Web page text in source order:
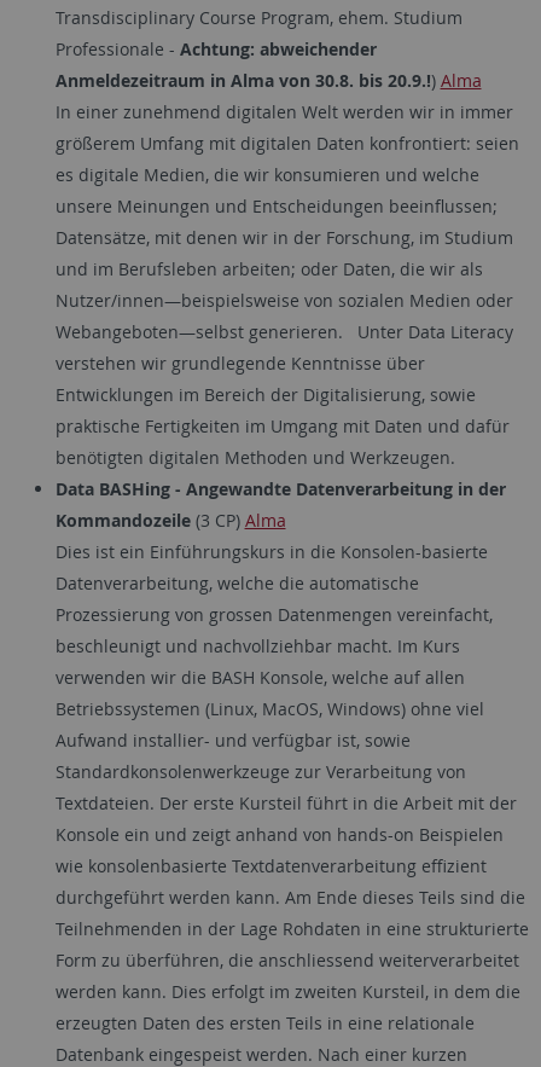
Transdisciplinary Course Program, ehem. Studium
Professionale - Achtung: abweichender
Anmeldezeitraum in Alma von 30.8. bis 20.9.!) Alma
In einer zunehmend digitalen Welt werden wir in immer
größerem Umfang mit digitalen Daten konfrontiert: seien
es digitale Medien, die wir konsumieren und welche
unsere Meinungen und Entscheidungen beeinflussen;
Datensätze, mit denen wir in der Forschung, im Studium
und im Berufsleben arbeiten; oder Daten, die wir als
Nutzer/innen—beispielsweise von sozialen Medien oder
Webangeboten—selbst generieren. Unter Data Literacy
verstehen wir grundlegende Kenntnisse über
Entwicklungen im Bereich der Digitalisierung, sowie
praktische Fertigkeiten im Umgang mit Daten und dafür
benötigten digitalen Methoden und Werkzeugen.
Data BASHing - Angewandte Datenverarbeitung in der
Kommandozeile(3 CP) Alma
Dies ist ein Einführungskurs in die Konsolen-basierte
Datenverarbeitung, welche die automatische
Prozessierung von grossen Datenmengen vereinfacht,
beschleunigt und nachvollziehbar macht. Im Kurs
verwenden wir die BASH Konsole, welche auf allen
Betriebssystemen (Linux, MacOS, Windows) ohne viel
Aufwand installier- und verfügbar ist, sowie
Standardkonsolenwerkzeuge zur Verarbeitung von
Textdateien. Der erste Kursteil führt in die Arbeit mit der
Konsole ein und zeigt anhand von hands-on Beispielen
wie konsolenbasierte Textdatenverarbeitung effizient
durchgeführt werden kann. Am Ende dieses Teils sind die
Teilnehmenden in der Lage Rohdaten in eine strukturierte
Form zu überführen, die anschliessend weiterverarbeitet
werden kann. Dies erfolgt im zweiten Kursteil, in dem die
erzeugten Daten des ersten Teils in eine relationale
Datenbank eingespeist werden. Nach einer kurzen